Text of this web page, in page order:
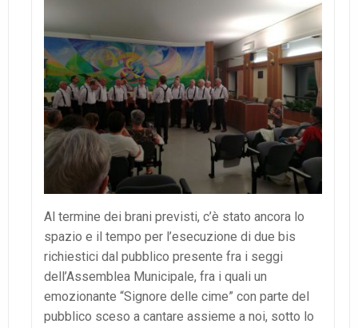
Al termine dei brani previsti, c’è stato ancora lo
spazio e il tempo per l’esecuzione di due bis
richiestici dal pubblico presente fra i seggi
dell’Assemblea Municipale, fra i quali un
emozionante “Signore delle cime” con parte del
pubblico sceso a cantare assieme a noi, sotto lo